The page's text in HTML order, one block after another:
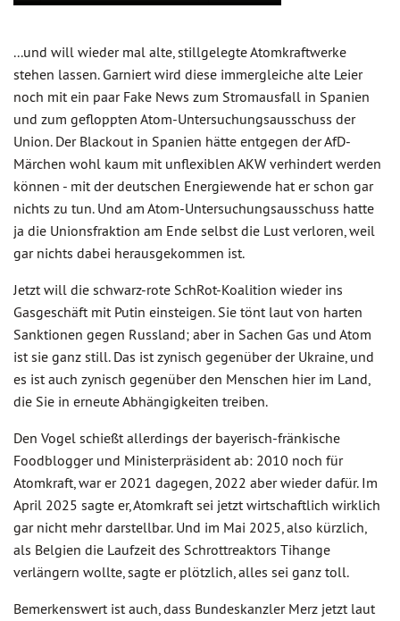
...und will wieder mal alte, stillgelegte Atomkraftwerke
stehen lassen. Garniert wird diese immergleiche alte Leier
noch mit ein paar Fake News zum Stromausfall in Spanien
und zum gefloppten Atom-Untersuchungsausschuss der
Union. Der Blackout in Spanien hätte entgegen der AfD-
Märchen wohl kaum mit unflexiblen AKW verhindert werden
können - mit der deutschen Energiewende hat er schon gar
nichts zu tun. Und am Atom-Untersuchungsausschuss hatte
ja die Unionsfraktion am Ende selbst die Lust verloren, weil
gar nichts dabei herausgekommen ist.
Jetzt will die schwarz-rote SchRot-Koalition wieder ins
Gasgeschäft mit Putin einsteigen. Sie tönt laut von harten
Sanktionen gegen Russland; aber in Sachen Gas und Atom
ist sie ganz still. Das ist zynisch gegenüber der Ukraine, und
es ist auch zynisch gegenüber den Menschen hier im Land,
die Sie in erneute Abhängigkeiten treiben.
Den Vogel schießt allerdings der bayerisch-fränkische
Foodblogger und Ministerpräsident ab: 2010 noch für
Atomkraft, war er 2021 dagegen, 2022 aber wieder dafür. Im
April 2025 sagte er, Atomkraft sei jetzt wirtschaftlich wirklich
gar nicht mehr darstellbar. Und im Mai 2025, also kürzlich,
als Belgien die Laufzeit des Schrottreaktors Tihange
verlängern wollte, sagte er plötzlich, alles sei ganz toll.
Bemerkenswert ist auch, dass Bundeskanzler Merz jetzt laut